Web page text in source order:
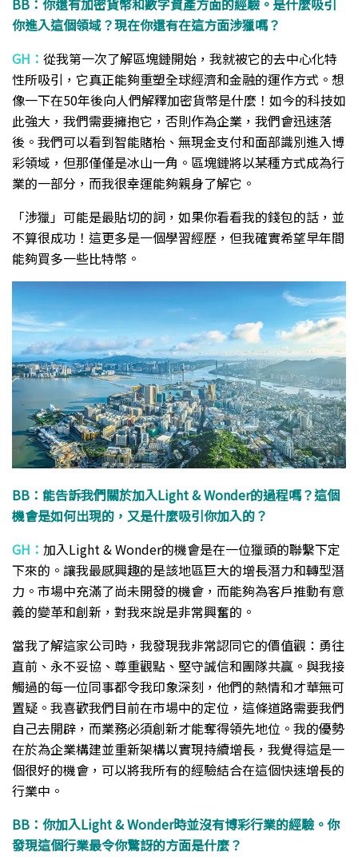
BB：你還有加密貨幣和數字資產方面的經驗。是什麼吸引
你進入這個領域？現在你還有在這方面涉獵嗎？
GH： 從我第一次了解區塊鏈開始，我就被它的去中心化特
性所吸引，它真正能夠重塑全球經濟和金融的運作方式。想
像一下在50年後向人們解釋加密貨幣是什麼！如今的科技如
此強大，我們需要擁抱它，否則作為企業，我們會迅速落
後。我們可以看到智能賭枱、無現金支付和面部識別進入博
彩領域，但那僅僅是冰山一角。區塊鏈將以某種方式成為行
業的一部分，而我很幸運能夠親身了解它。
「涉獵」可能是最貼切的詞，如果你看看我的錢包的話，並
不算很成功！這更多是一個學習經歷，但我確實希望早年間
能夠買多一些比特幣。
BB：能告訴我們關於加入Light & Wonder的過程嗎？這個
機會是如何出現的，又是什麼吸引你加入的？
GH： 加入Light & Wonder的機會是在一位獵頭的聯繫下定
下來的。讓我最感興趣的是該地區巨大的增長潛力和轉型潛
力。市場中充滿了尚未開發的機會，而能夠為客戶推動有意
義的變革和創新，對我來說是非常興奮的。
當我了解這家公司時，我發現我非常認同它的價值觀：勇往
直前、永不妥協、尊重觀點、堅守誠信和團隊共贏。與我接
觸過的每一位同事都令我印象深刻，他們的熱情和才華無可
置疑。我喜歡我們目前在市場中的定位，這條道路需要我們
自己去開辟，而業務必須創新才能奪得領先地位。我的優勢
在於為企業構建並重新架構以實現持續增長，我覺得這是一
個很好的機會，可以將我所有的經驗結合在這個快速增長的
行業中。
BB：你加入Light & Wonder時並沒有博彩行業的經驗。你
發現這個行業最令你驚訝的方面是什麼？